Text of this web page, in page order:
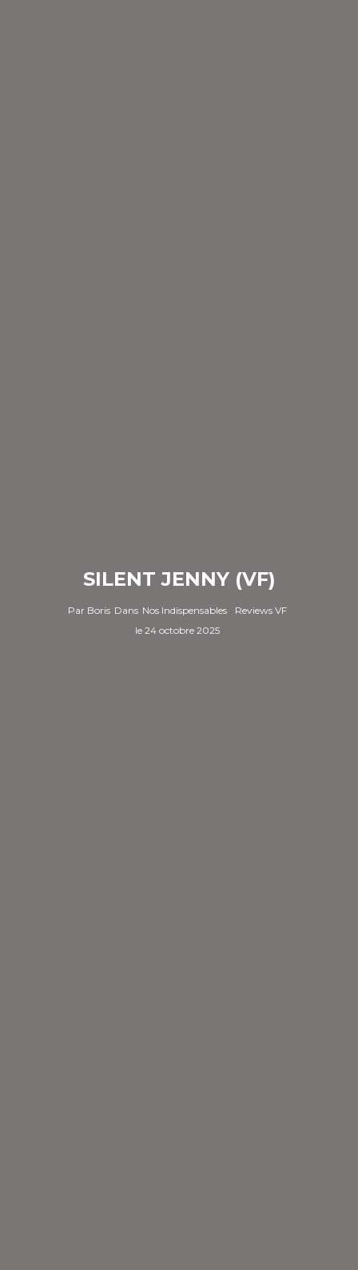
SILENT JENNY (VF)
Par Boris Dans Nos Indispensables
Reviews VF
le 24 octobre 2025